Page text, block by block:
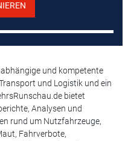
und kompetente
und Logistik und ein
bietet
Analysen und
rund um Nutzfahrzeuge,
Fahrverbote,